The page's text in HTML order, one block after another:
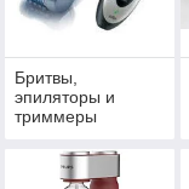
Бритвы,
эпиляторы и
триммеры